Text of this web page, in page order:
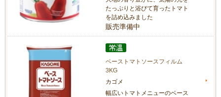
たっぷりと浴びて育ったトマト
を詰め込みました
販売準備中
ベーストマトソースフィルム
3KG
カゴメ
幅広いトマトメニューのベース